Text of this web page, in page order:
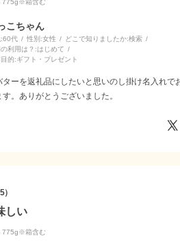
こちゃん
:60代 性別:女性 どこで知りましたか:検索
利用は？:はじめて
的:ギフト・プレゼント
ーを返礼品にしたいと思いのし掛け名入れ
。ありがとうございました。
5
しい
775g※箱含む